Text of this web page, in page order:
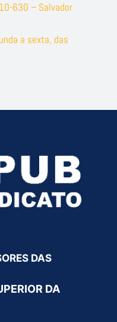
630 – Salvador
a sexta, das
DAS
DA